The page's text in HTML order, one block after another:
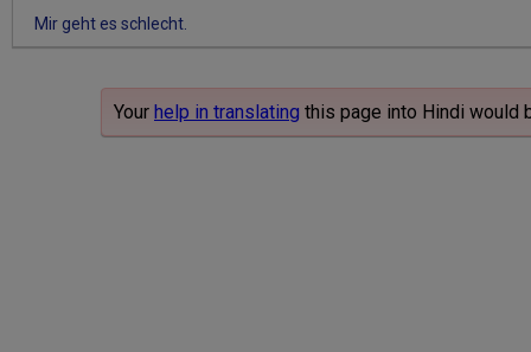
Mir geht es schlecht.
Your help in translating this page into Hindi would